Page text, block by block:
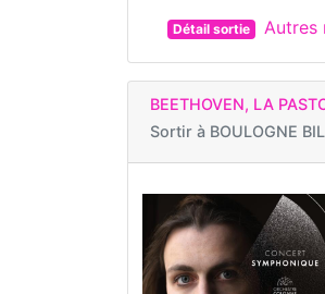
Détail sortie Autres
BEETHOVEN, LA
Sortir à BOULOGNE